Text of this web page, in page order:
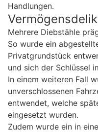
Handlungen.
Mehrere Diebstähle
So wurde ein
Privatgrundstück
und sich der Schlüssel
In einem weiteren Fall
unverschlossenen
entwendet, welche
eingesetzt wurden.
Zudem wurde ein in